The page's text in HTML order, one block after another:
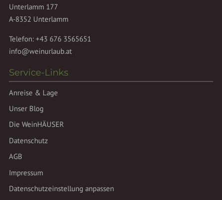
Unterlamm 177
A-8352 Unterlamm
Telefon:+43 676 3565651
info@weinurlaub.at
Service-Links
Anreise & Lage
Unser Blog
Die WeinHÄUSER
Datenschutz
AGB
Impressum
Datenschutzeinstellung anpassen